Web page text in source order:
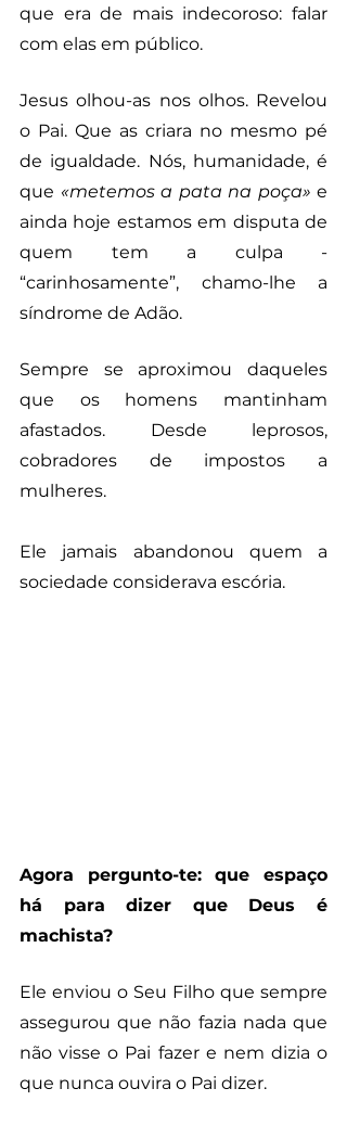
que era de mais indecoroso: falar
com elas em público.
Jesus olhou-as nos olhos. Revelou
o Pai. Que as criara no mesmo pé
de igualdade. Nós, humanidade, é
que «metemos a pata na poça» e
ainda hoje estamos em disputa de
quem tem a culpa -
“carinhosamente”, chamo-lhe a
síndrome de Adão.
Sempre se aproximou daqueles
que os homens mantinham
afastados. Desde leprosos,
cobradores de impostos a
mulheres.
Ele jamais abandonou quem a
sociedade considerava escória.
Agora pergunto-te: que espaço
há para dizer que Deus é
machista?
Ele enviou o Seu Filho que sempre
assegurou que não fazia nada que
não visse o Pai fazer e nem dizia o
que nunca ouvira o Pai dizer.